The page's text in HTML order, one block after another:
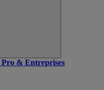
Pro & Entreprises